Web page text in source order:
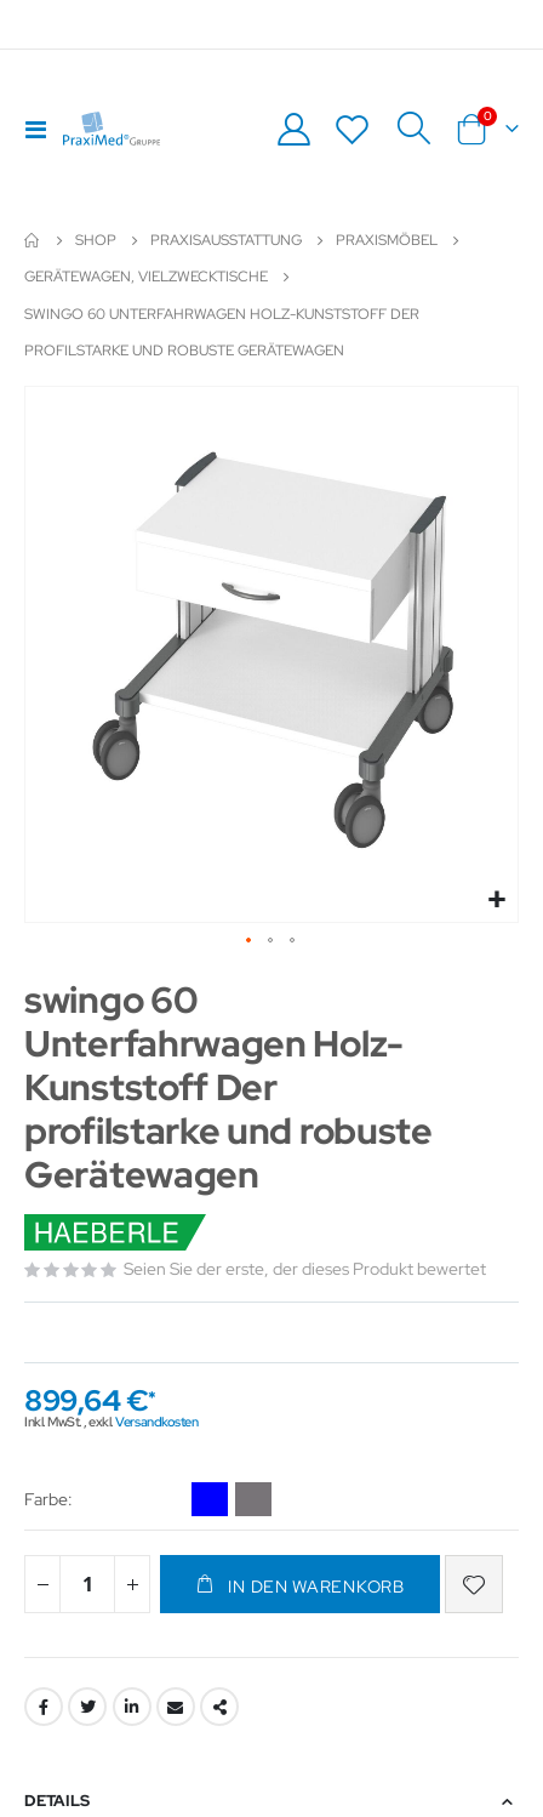
Navigation
umschalten
Warenkorb
0Artikel
SHOP PRAXISAUSSTATTUNG
PRAXISMÖBEL
GERÄTEWAGEN, VIELZWECKTISCHE
SWINGO 60 UNTERFAHRWAGEN HOLZ-KUNSTSTOFF DER
PROFILSTARKE UND ROBUSTE GERÄTEWAGEN
swingo 60
Unterfahrwagen Holz-
Kunststoff Der
profilstarke und robuste
Gerätewagen
Seien Sie der erste, der dieses Produkt bewertet
899,64 €
Inkl. MwSt.,exkl.Versandkosten
Farbe
IN DEN WARENKORB
DETAILS